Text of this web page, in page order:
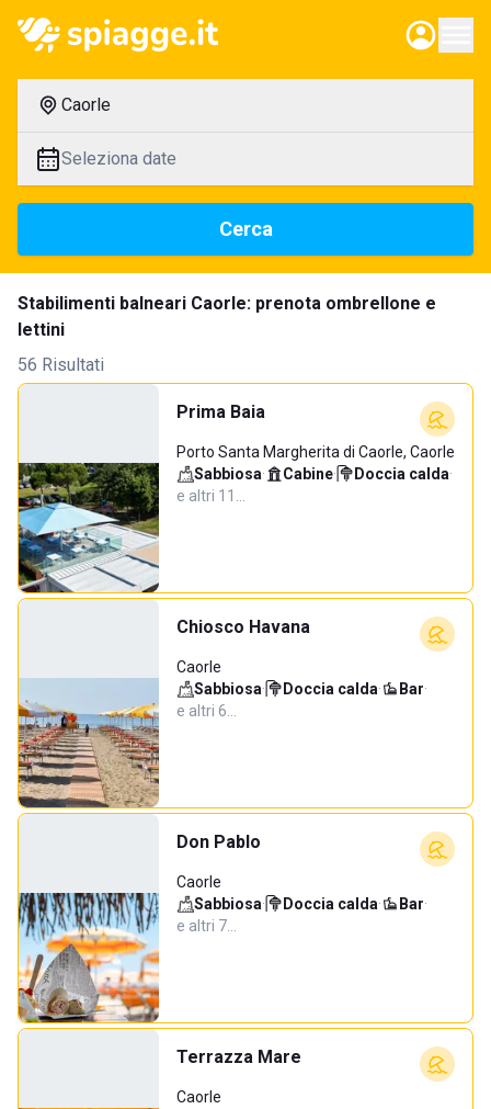
Caorle
Seleziona date
Cerca
Stabilimenti balneari Caorle: prenota ombrellone e
lettini
56 Risultati
Prima Baia
Porto Santa Margherita di Caorle, Caorle
Sabbiosa· Cabine· Doccia calda·
e altri 11…
Chiosco Havana
Caorle
Sabbiosa· Doccia calda· Bar·
e altri 6…
Don Pablo
Caorle
Sabbiosa· Doccia calda· Bar·
e altri 7…
Terrazza Mare
Caorle